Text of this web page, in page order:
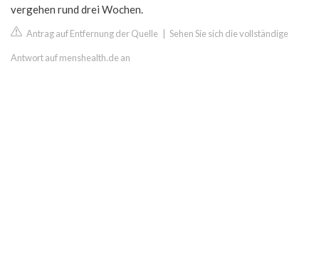
vergehen rund drei Wochen.
Antrag auf Entfernung der Quelle Sehen Sie sich die vollständige
Antwort auf menshealth.de an